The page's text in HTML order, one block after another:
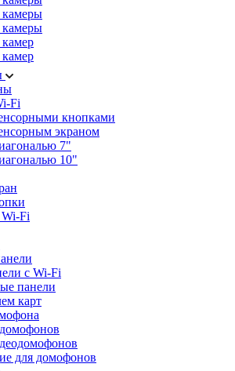
камеры
камеры
Fi
кнопками
экраном
7"
10"
Fi
с Wi-Fi
панели
карт
для домофонов